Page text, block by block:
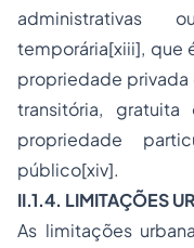
temporária[xiii], que
propriedade privada
transitória,
propriedade
público[xiv].
II.1.4. LIMITAÇÕES
As limitações